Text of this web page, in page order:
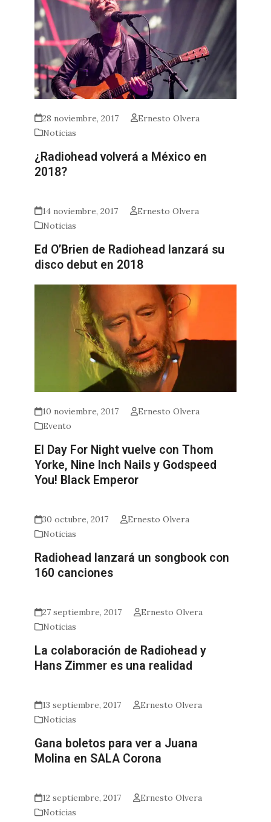
28 noviembre, 2017
Ernesto Olvera
Noticias
¿Radiohead volverá a México en
2018?
14 noviembre, 2017
Ernesto Olvera
Noticias
Ed O’Brien de Radiohead lanzará su
disco debut en 2018
10 noviembre, 2017
Ernesto Olvera
Evento
El Day For Night vuelve con Thom
Yorke, Nine Inch Nails y Godspeed
You! Black Emperor
30 octubre, 2017
Ernesto Olvera
Noticias
Radiohead lanzará un songbook con
160 canciones
27 septiembre, 2017
Ernesto Olvera
Noticias
La colaboración de Radiohead y
Hans Zimmer es una realidad
13 septiembre, 2017
Ernesto Olvera
Noticias
Gana boletos para ver a Juana
Molina en SALA Corona
12 septiembre, 2017
Ernesto Olvera
Noticias